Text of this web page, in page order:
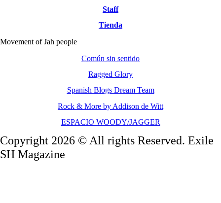
Staff
Tienda
Movement of Jah people
Común sin sentido
Ragged Glory
Spanish Blogs Dream Team
Rock & More by Addison de Witt
ESPACIO WOODY/JAGGER
Copyright 2026 © All rights Reserved. Exile
SH Magazine